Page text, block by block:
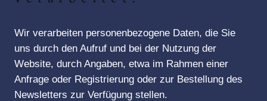
Wir verarbeiten personenbezogene Daten, die Sie
uns durch den Aufruf und bei der Nutzung der
Website, durch Angaben, etwa im Rahmen einer
Anfrage oder Registrierung oder zur Bestellung des
Newsletters zur Verfügung stellen.